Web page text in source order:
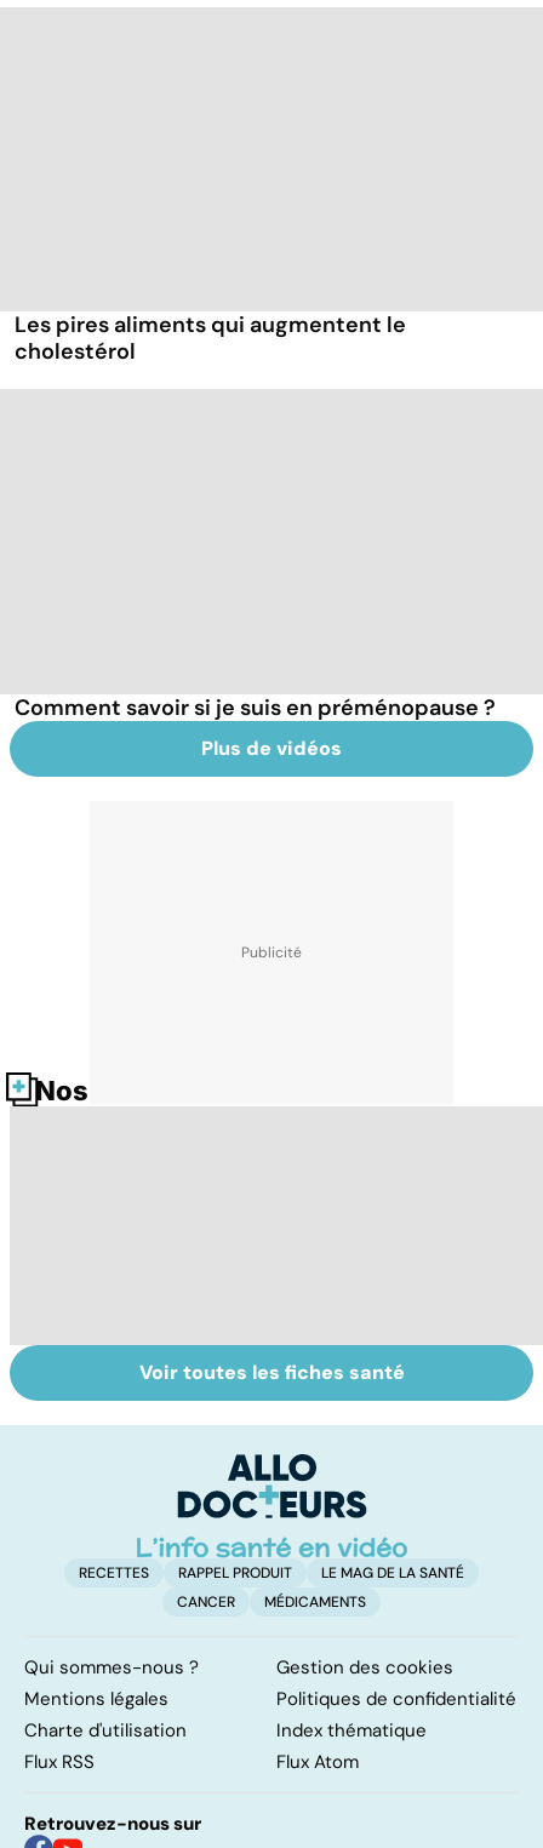
Les pires aliments qui augmentent le
cholestérol
Comment savoir si je suis en préménopause ?
Plus de vidéos
Nos fiches santé
Dérèglement
hormonal : et si
Tout savoir sur
les infections
Voir toutes les fiches santé
RECETTES RAPPEL PRODUIT
LE MAG DE LA SANTÉ
CANCER
MÉDICAMENTS
Qui sommes-nous ?
Gestion des cookies
Mentions légales
Politiques de confidentialité
Charte d'utilisation
Index thématique
Flux RSS
Flux Atom
Retrouvez-nous sur